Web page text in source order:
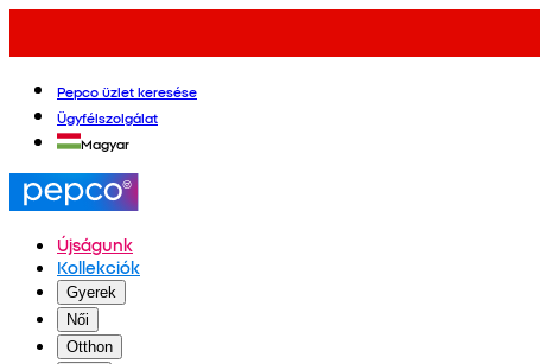
Pepco üzlet keresése
Ügyfélszolgálat
Magyar
Újságunk
Kollekciók
Gyerek
Női
Otthon